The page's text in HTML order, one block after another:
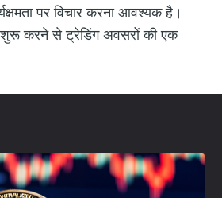
पर विचार करना आवश्यक है।
करने से ट्रेडिंग अवसरों की एक